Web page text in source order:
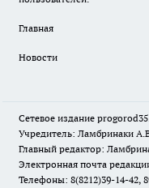
Главная
Новости
Сетевое издание
Учредитель: Ламбринаки
Главный редактор:
Электронная почта
Телефоны: 8(8212)39-14-42,